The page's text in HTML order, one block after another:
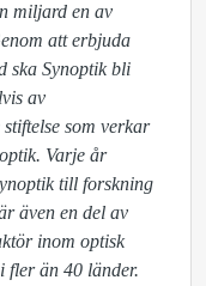
miljard en av
att erbjuda
ska Synoptik bli
av
som verkar
Varje år
till forskning
även en del av
inom optisk
fler än 40 länder.